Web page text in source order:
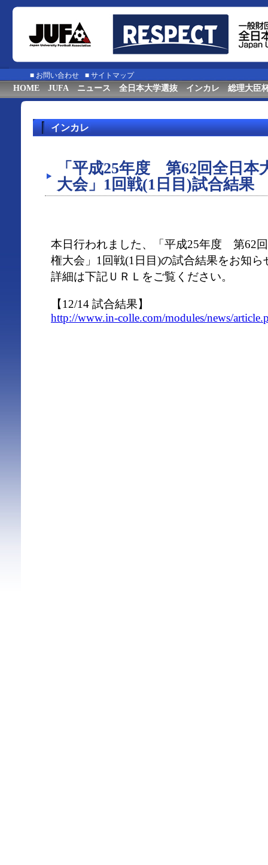
■ お問い合わせ ■ サイトマップ
HOME JUFA ニュース 全日本大学選抜 インカレ 総理大臣
インカレ
「平成25年度 第62回全日本
大会」1回戦(1日目)試合結果
本日行われました、「平成25年度 第62
権大会」1回戦(1日目)の試合結果をお知ら
詳細は下記ＵＲＬをご覧ください。
【12/14 試合結果】
http://www.in-colle.com/modules/news/